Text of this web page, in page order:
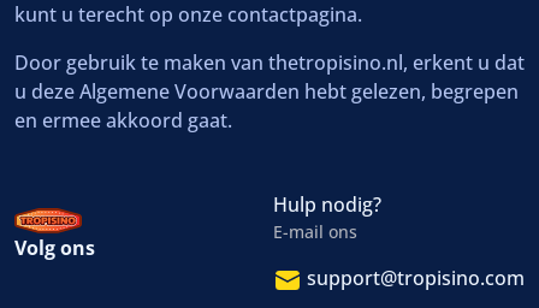
kunt u terecht op onze contactpagina.
Door gebruik te maken van thetropisino.nl, erkent u dat
u deze Algemene Voorwaarden hebt gelezen, begrepen
en ermee akkoord gaat.
Volg ons
Hulp nodig?
E-mail ons
support@tropisino.com